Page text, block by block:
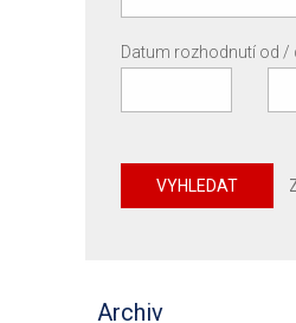
Datum rozhodnutí od /
VYHLEDAT
Archiv